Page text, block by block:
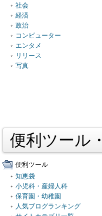
社会
経済
政治
コンピューター
エンタメ
リリース
写真
便利ツール
便利ツール
知恵袋
小児科・産婦人科
保育園・幼稚園
人気ブログランキング